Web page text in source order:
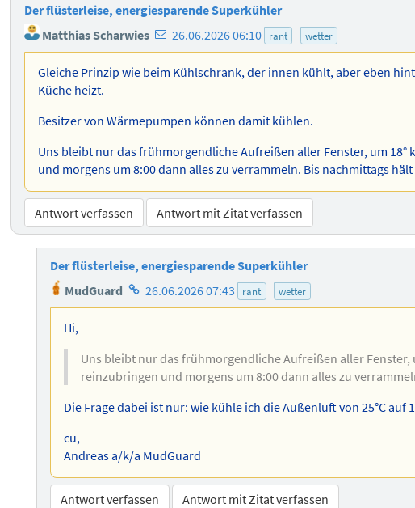
Der flüsterleise, energiesparende Superkühler
Matthias Scharwies E-
Mail-
Adresse
26.06.2026 06:10 rant wetter
Gleiche Prinzip wie beim Kühlschrank, der innen kühlt, aber eben
Küche heizt.
Besitzer von Wärmepumpen können damit kühlen.
Uns bleibt nur das frühmorgendliche Aufreißen aller Fenster, um
und morgens um 8:00 dann alles zu verrammeln. Bis nachmittags
Antwort verfassen Antwort mit Zitat verfassen
Der flüsterleise, energiesparende Superkühler
MudGuard Homepage
des
26.06.2026 07:43 rant wetter
Hi,
Uns bleibt nur das frühmorgendliche Aufreißen aller Fenster,
reinzubringen und morgens um 8:00 dann alles zu
Die Frage dabei ist nur: wie kühle ich die Außenluft von 25°C auf
cu,
Andreas a/k/a MudGuard
Antwort verfassen Antwort mit Zitat verfassen